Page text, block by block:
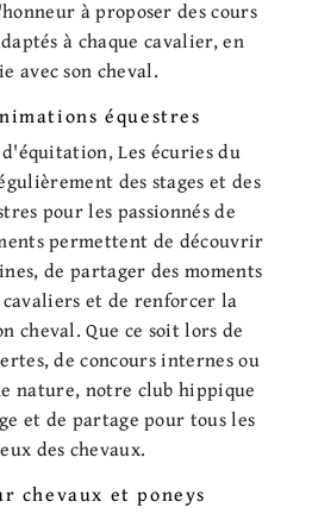
à proposer des cours
à chaque cavalier, en
avec son cheval.
équestres
Les écuries du
des stages et des
pour les passionnés de
permettent de découvrir
de partager des moments
et de renforcer la
cheval. Que ce soit lors de
de concours internes ou
nature, notre club hippique
et de partage pour tous les
des chevaux.
chevaux et poneys